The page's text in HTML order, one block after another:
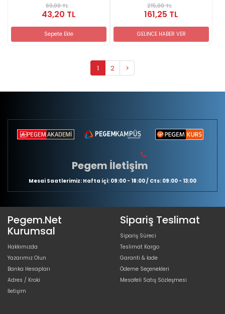
60,00 TL
43,20 TL
Sepete Ekle
215,00 TL
161,25 TL
GELİNCE HABER VER
1 2 >
Pegem İletişim
Mesai Saatlerimiz: Hafta içi: 09:00 - 18:00 / Cts: 09:00 - 13:00
Pegem.Net
Kurumsal
Hakkımızda
Yazarımız Olun
Banka Hesapları
Adres / Kroki
İletişim
Sipariş Teslimat
Sipariş Süreci
Teslimat Kargo
Garanti & İade
Ödeme Seçenekleri
Mesafeli Satış Sözleşmesi